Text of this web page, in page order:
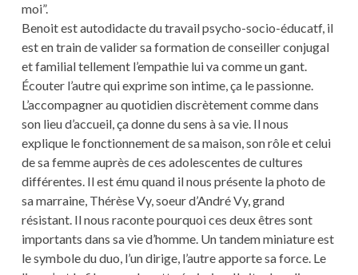
moi”.
Benoit est autodidacte du travail psycho-socio-éducatf, il
est en train de valider sa formation de conseiller conjugal
et familial tellement l’empathie lui va comme un gant.
Écouter l’autre qui exprime son intime, ça le passionne.
L’accompagner au quotidien discrètement comme dans
son lieu d’accueil, ça donne du sens à sa vie. Il nous
explique le fonctionnement de sa maison, son rôle et celui
de sa femme auprès de ces adolescentes de cultures
différentes. Il est ému quand il nous présente la photo de
sa marraine, Thérèse Vy, soeur d’André Vy, grand
résistant. Il nous raconte pourquoi ces deux êtres sont
importants dans sa vie d’homme. Un tandem miniature est
le symbole du duo, l’un dirige, l’autre apporte sa force. Le